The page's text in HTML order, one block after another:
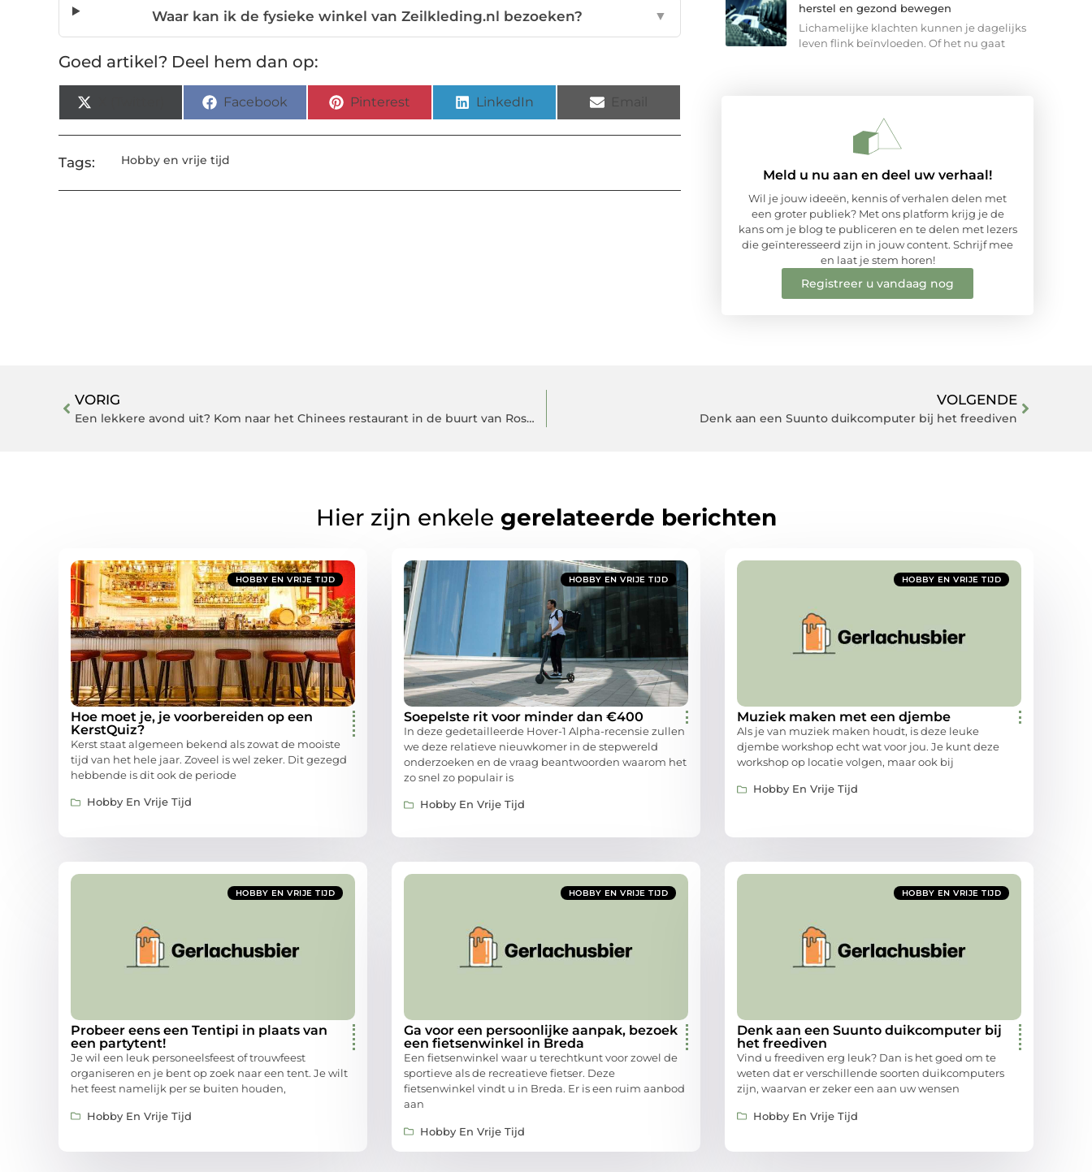
Waar kan ik de fysieke winkel van Zeilkleding.nl bezoeken? ▼
Goed artikel? Deel hem dan op:
Facebook Pinterest LinkedIn
Tags: Hobby en vrije tijd
herstel en gezond bewegen
Lichamelijke klachten kunnen je dagelijks
leven flink beïnvloeden. Of het nu gaat
Meld u nu aan en deel uw verhaal!
Wil je jouw ideeën, kennis of verhalen delen met
een groter publiek? Met ons platform krijg je de
kans om je blog te publiceren en te delen met lezers
die geïnteresseerd zijn in jouw content. Schrijf mee
en laat je stem horen!
Registreer u vandaag nog
VORIG
Een lekkere avond uit? Kom naar het Chinees restaurant in de buurt van Rosmalen
VOLGENDE
Denk aan een Suunto duikcomputer bij het freediven
Hier zijn enkele gerelateerde berichten
HOBBY EN VRIJE TIJD
Hoe moet je, je voorbereiden op een
KerstQuiz?
Kerst staat algemeen bekend als zowat de mooiste
tijd van het hele jaar. Zoveel is wel zeker. Dit gezegd
hebbende is dit ook de periode
Hobby En Vrije Tijd
HOBBY EN VRIJE TIJD
Soepelste rit voor minder dan €400
In deze gedetailleerde Hover-1 Alpha-recensie zullen
we deze relatieve nieuwkomer in de stepwereld
onderzoeken en de vraag beantwoorden waarom het
zo snel zo populair is
Hobby En Vrije Tijd
HOBBY EN VRIJE TIJD
Muziek maken met een djembe
Als je van muziek maken houdt, is deze leuke
djembe workshop echt wat voor jou. Je kunt deze
workshop op locatie volgen, maar ook bij
Hobby En Vrije Tijd
HOBBY EN VRIJE TIJD
Probeer eens een Tentipi in plaats van
een partytent!
Je wil een leuk personeelsfeest of trouwfeest
organiseren en je bent op zoek naar een tent. Je wilt
het feest namelijk per se buiten houden,
Hobby En Vrije Tijd
HOBBY EN VRIJE TIJD
Ga voor een persoonlijke aanpak, bezoek
een fietsenwinkel in Breda
Een fietsenwinkel waar u terechtkunt voor zowel de
sportieve als de recreatieve fietser. Deze
fietsenwinkel vindt u in Breda. Er is een ruim aanbod
aan
Hobby En Vrije Tijd
HOBBY EN VRIJE TIJD
Denk aan een Suunto duikcomputer bij
het freediven
Vind u freediven erg leuk? Dan is het goed om te
weten dat er verschillende soorten duikcomputers
zijn, waarvan er zeker een aan uw wensen
Hobby En Vrije Tijd